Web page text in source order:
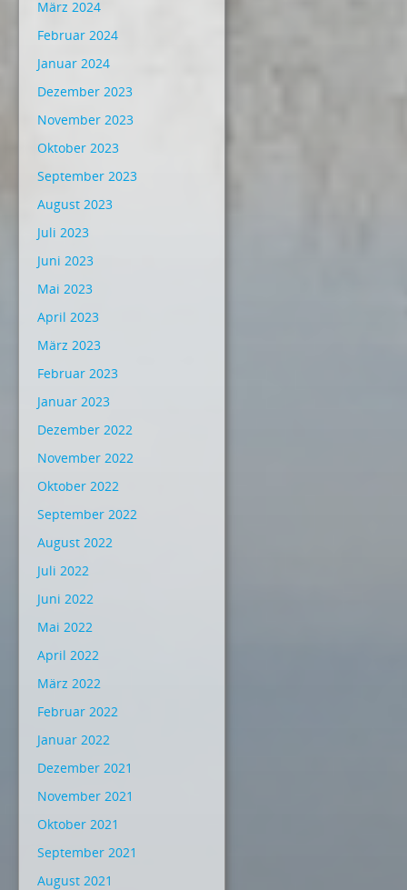
März 2024
Februar 2024
Januar 2024
Dezember 2023
November 2023
Oktober 2023
September 2023
August 2023
Juli 2023
Juni 2023
Mai 2023
April 2023
März 2023
Februar 2023
Januar 2023
Dezember 2022
November 2022
Oktober 2022
September 2022
August 2022
Juli 2022
Juni 2022
Mai 2022
April 2022
März 2022
Februar 2022
Januar 2022
Dezember 2021
November 2021
Oktober 2021
September 2021
August 2021